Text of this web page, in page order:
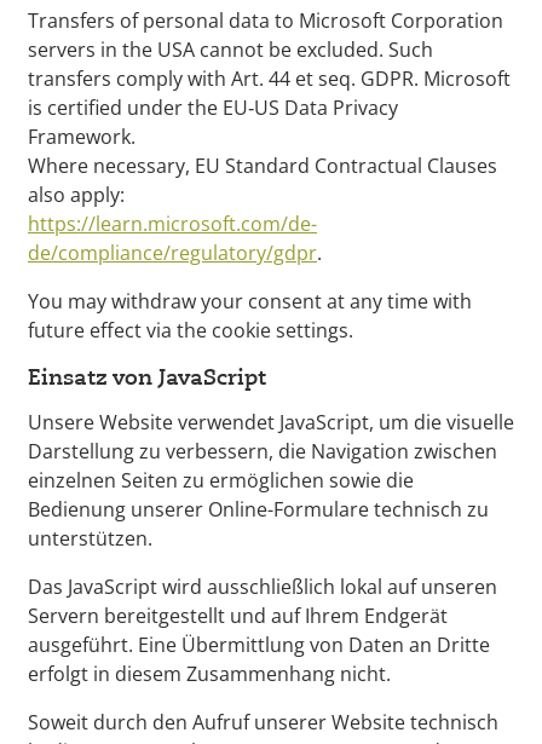
Transfers of personal data to Microsoft Corporation
servers in the USA cannot be excluded. Such
transfers comply with Art. 44 et seq. GDPR. Microsoft
is certified under the EU‑US Data Privacy
Framework.
Where necessary, EU Standard Contractual Clauses
also apply:
https://learn.microsoft.com/de-
de/compliance/regulatory/gdpr.
You may withdraw your consent at any time with
future effect via the cookie settings.
Einsatz von JavaScript
Unsere Website verwendet JavaScript, um die visuelle
Darstellung zu verbessern, die Navigation zwischen
einzelnen Seiten zu ermöglichen sowie die
Bedienung unserer Online-Formulare technisch zu
unterstützen.
Das JavaScript wird ausschließlich lokal auf unseren
Servern bereitgestellt und auf Ihrem Endgerät
ausgeführt. Eine Übermittlung von Daten an Dritte
erfolgt in diesem Zusammenhang nicht.
Soweit durch den Aufruf unserer Website technisch